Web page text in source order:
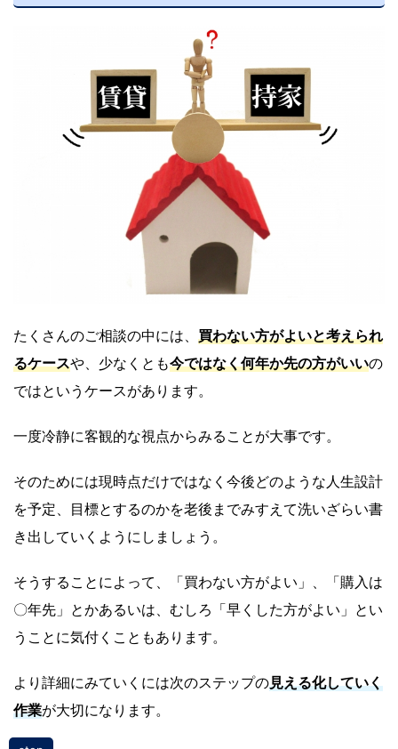
たくさんのご相談の中には、 買わない方がよいと考えられ
るケースや、少なくとも今ではなく何年か先の方がいいの
ではというケースがあります。
一度冷静に客観的な視点からみることが大事です。
そのためには現時点だけではなく今後どのような人生設計
を予定、目標とするのかを老後までみすえて洗いざらい書
き出していくようにしましょう。
そうすることによって、「買わない方がよい」、「購入は
〇年先」とかあるいは、むしろ「早くした方がよい」とい
うことに気付くこともあります。
より詳細にみていくには次のステップの見える化していく
作業が大切になります。